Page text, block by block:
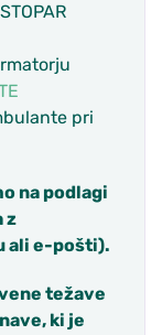
pri
na podlagi
z
ali e-pošti).
težave
ki je